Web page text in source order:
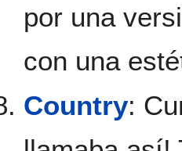
por una
con una
Country: